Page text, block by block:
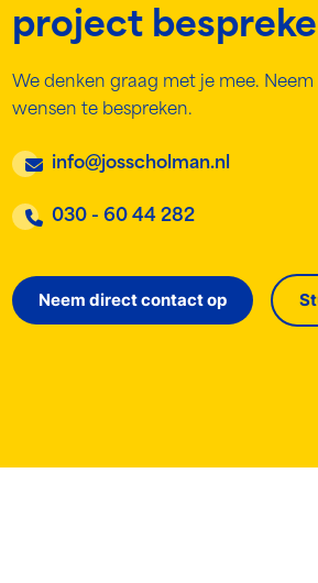
project
We denken graag met je mee.
wensen te bespreken.
info@josscholman.nl
030 - 60 44 282
Neem direct contact op